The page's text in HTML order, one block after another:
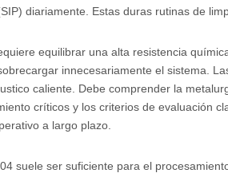
diariamente. Estas duras rutinas de
equilibrar una alta resistencia
innecesariamente el sistema.
caliente. Debe comprender la
críticos y los criterios de evaluación
a largo plazo.
suele ser suficiente para el